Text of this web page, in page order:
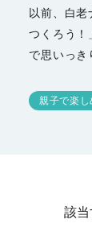
以前、白
つくろう！
で思いっ
親子で楽し
該当